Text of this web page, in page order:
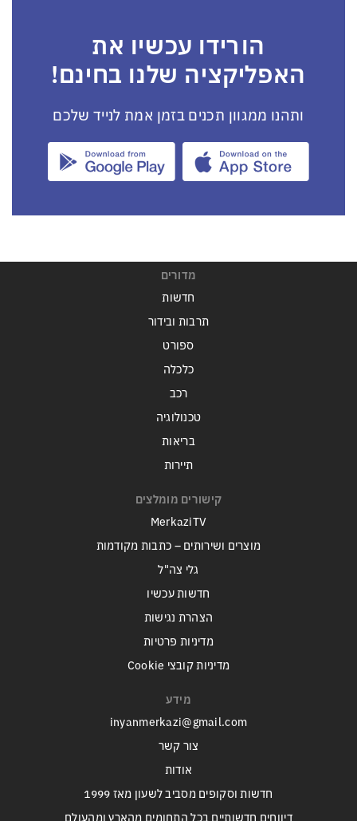
הורידו עכשיו את
האפליקציה שלנו בחינם!
ותהנו ממגוון תכנים בזמן אמת לנייד שלכם
מדורים
חדשות
תרבות ובידור
ספורט
כלכלה
רכב
טכנולוגיה
בריאות
תיירות
קישורים מומלצים
MerkaziTV
מוצרים ושירותים – כתבות מקודמות
גלי צה"ל
חדשות עכשיו
הצהרת נגישות
מדיניות פרטיות
מדיניות קובצי Cookie
מידע
inyanmerkazi@gmail.com
צור קשר
אודות
חדשות וסקופים מסביב לשעון מאז 1999